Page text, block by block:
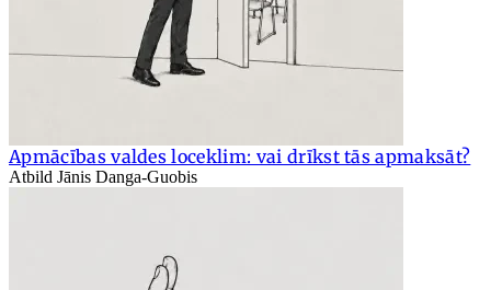
Apmācības valdes loceklim: vai drīkst tās apmaksāt?
Atbild Jānis Danga-Guobis